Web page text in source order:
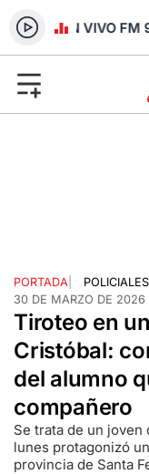
RADIO EN VIVO FM
PORTADA
POLICIALES
30 DE MARZO DE 2026
Tiroteo en
Cristóbal:
del alumno
compañero
Se trata de un joven
lunes protagonizó
provincia de Santa